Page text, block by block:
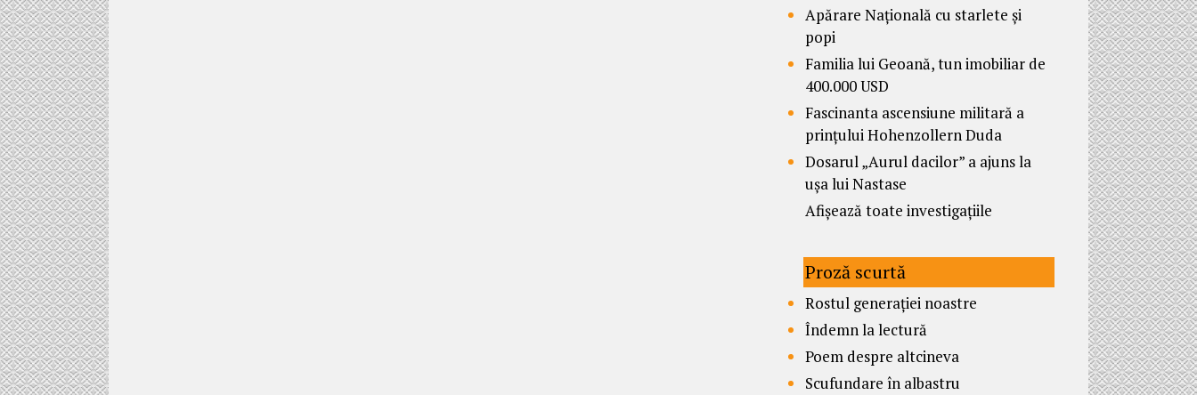
Apărare Națională cu starlete și
popi
Familia lui Geoană, tun imobiliar de
400.000 USD
Fascinanta ascensiune militară a
prințului Hohenzollern Duda
Dosarul „Aurul dacilor” a ajuns la
ușa lui Nastase
Afișează toate investigațiile
Proză scurtă
Rostul generației noastre
Îndemn la lectură
Poem despre altcineva
Scufundare în albastru